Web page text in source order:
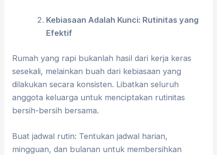
Kebiasaan Adalah Kunci: Rutinitas yang
Efektif
Rumah yang rapi bukanlah hasil dari kerja keras
sesekali, melainkan buah dari kebiasaan yang
dilakukan secara konsisten. Libatkan seluruh
anggota keluarga untuk menciptakan rutinitas
bersih-bersih bersama.
Buat jadwal rutin: Tentukan jadwal harian,
mingguan, dan bulanan untuk membersihkan